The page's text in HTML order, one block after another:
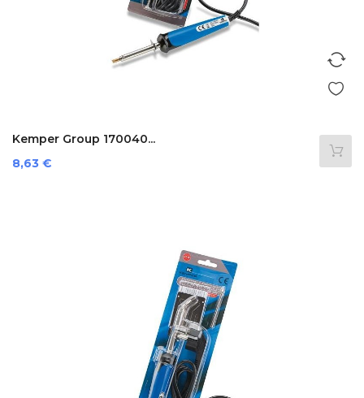
Kemper Group 170040...
Preis
8,63 €